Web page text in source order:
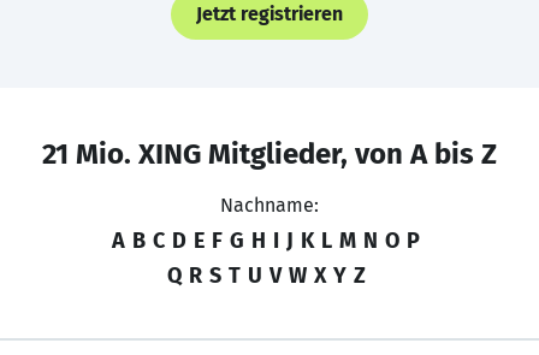
Jetzt registrieren
21 Mio. XING Mitglieder, von A bis Z
Nachname:
A B C D E F G H I J K L M N O P
Q R S T U V W X Y Z